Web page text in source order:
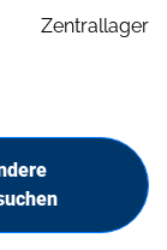
Zentrallager